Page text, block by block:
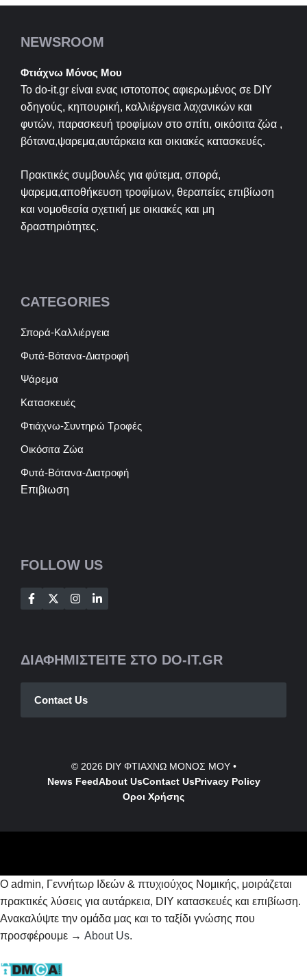
NEWSROOM
Φτιάχνω Μόνος Μου
Το do-it.gr είναι ενας ιστοτοπος αφιερωμένος σε DIY
οδηγούς, κηπουρική, καλλιέργεια λαχανικών και
φυτών, παρασκευή τροφίμων στο σπίτι, οικόσιτα ζώα ,
βότανα,ψαρεμα,αυτάρκεια και οικιακές κατασκευές.
Πρακτικές συμβουλές για φύτεμα, σπορά,
ψαρεμα,αποθήκευση τροφίμων, θεραπείες επιβίωση
και νομοθεσία σχετική με οικιακές και μη
δραστηριότητες.
CATEGORIES
Σπορά-Καλλιέργεια
Φυτά-Βότανα-Διατροφή
Ψάρεμα
Κατασκευές
Φτιάχνω-Συντηρώ Τροφές
Οικόσιτα Ζώα
Φυτά-Βότανα-Διατροφή
Επιβιωση
FOLLOW US
ΔΙΑΦΗΜΙΣΤΕΙΤΕ ΣΤΟ DO-IT.GR
Contact Us
© 2026 DIY ΦΤΙΑΧΝΩ ΜΟΝΟΣ ΜΟΥ•
News FeedAbout UsContactUsPrivacy Policy
Οροι Χρήσης
Ο admin, Γεννήτωρ Ιδεών & πτυχιούχος Νομικής, μοιράζεται
πρακτικές λύσεις για αυτάρκεια, DIY κατασκευές και επιβίωση.
Ανακαλύψτε την ομάδα μας και το ταξίδι γνώσης που
προσφέρουμε → About Us.